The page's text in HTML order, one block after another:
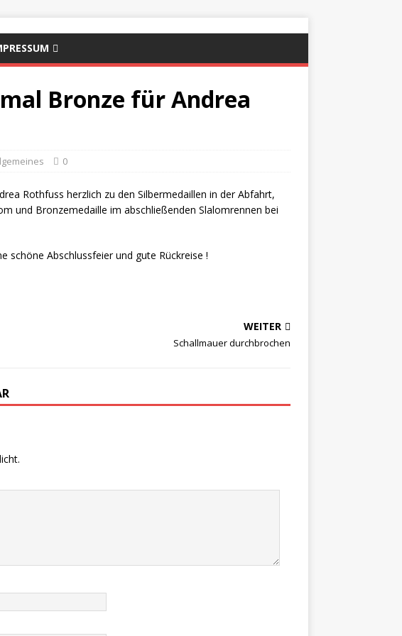
Bronze für Andrea
0
Rothfuss herzlich zu den Silbermedaillen in der Abfahrt,
und Bronzemedaille im abschließenden Slalomrennen bei
schöne Abschlussfeier und gute Rückreise !
WEITER
Schallmauer durchbrochen